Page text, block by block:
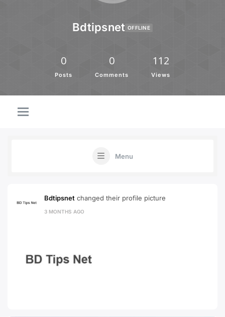
Bdtipsnet OFFLINE
0
Posts
0
Comments
112
Views
Menu
Bdtipsnet changed their profile picture
3 MONTHS AGO